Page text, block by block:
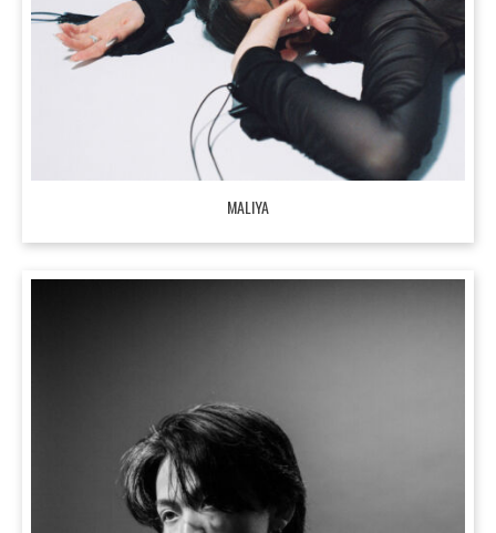
MALIYA